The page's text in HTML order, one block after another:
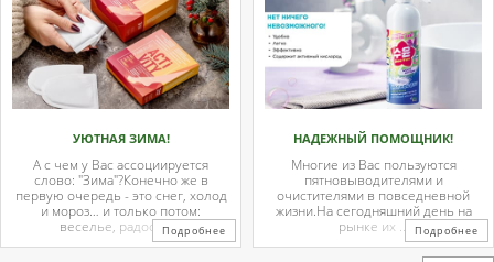
УЮТНАЯ ЗИМА!
А с чем у Вас ассоциируется
слово: "Зима"?Конечно же в
первую очередь - это снег, холод
и мороз… и только потом:
веселье, радость ...Подробнее
НАДЕЖНЫЙ ПОМОЩНИК!
Многие из Вас пользуются
пятновыводителями и
очистителями в повседневной
жизни.На сегодняшний день на
рынке их ... Подробнее